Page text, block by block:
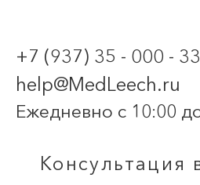
+7 (937) 35 - 000 - 33
help@MedLeech.ru
Ежедневно с 10:00
Консультация